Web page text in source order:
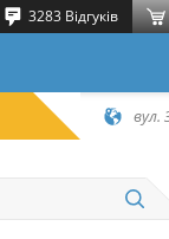
3283 Відгуків
вул.